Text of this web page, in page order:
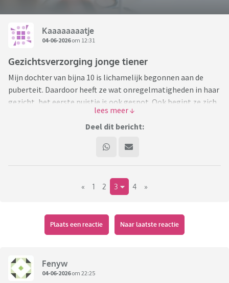
Kaaaaaaaatje
04-06-2026om 12:31
Gezichtsverzorging jonge tiener
Mijn dochter van bijna 10 is lichamelijk begonnen aan de
puberteit. Daardoor heeft ze wat onregelmatigheden in haar
gezicht, het eerste puistje is ook gespot. Ook begint ze zich
te interesseren in make up en vind ze het leuk om met
vriendinnen daar mee bezig te zijn.
Ik weet NIETS van gezichtsverzorging en make up. Ik gebruik
een serie die de huidtherapeut me heeft voorgeschreven ivm
Rosacea en verder heb ik me er nooit echt in verdiept. Make
up gebruik ik bijna niet omdat mijn Rosacea daar eigenlijk
Ik denk dat ik voor mijn dochter binnenkort iets van
reinigingsgel en een gezichtsverzorger wil kopen zodat ze
verantwoorde manier gebeurt. Make up moet ze van mij er
altijd afhalen, maar ik ben er ook wel klaar mee dat ze mijn
Deel dit bericht:
« 1 2 3 4 »
Plaats een reactie Naar laatste reactie
Fenyw
04-06-2026om 22:25